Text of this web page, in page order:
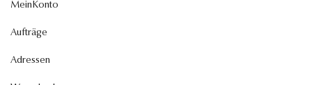
MeinKonto
Aufträge
Adressen